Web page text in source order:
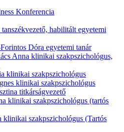
Konferencia
habilitált egyetemi
Dóra egyetemi tanár
Anna klinikai szakpszichológus,
klinikai szakpszichológus
klinikai szakpszichológus
titkárságvezető
klinikai szakpszichológus (tartós
szakpszichológus (Tartós